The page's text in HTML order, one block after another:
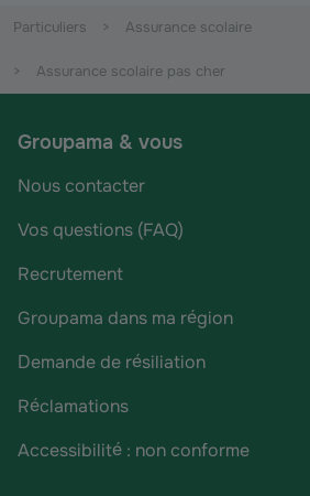
Particuliers Assurance scolaire
Assurance scolaire pas cher
Groupama & vous
Nous contacter
Vos questions (FAQ)
Recrutement
Groupama dans ma région
Demande de résiliation
Réclamations
Accessibilité : non conforme